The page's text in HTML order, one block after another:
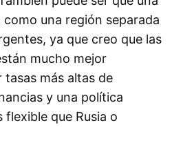
como una región separada
ya que creo que las
mucho mejor
tasas más altas de
y una política
que Rusia o